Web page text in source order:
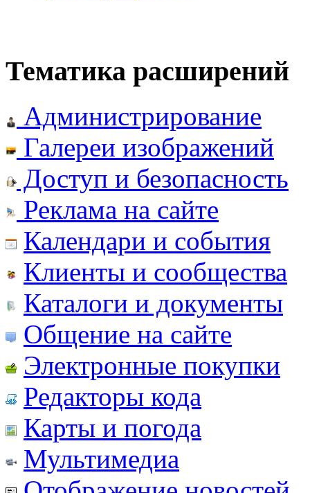
Тематика расширений
Администрирование
Галереи изображений
Доступ и безопасность
Реклама на сайте
Календари и события
Клиенты и сообщества
Каталоги и документы
Общение на сайте
Электронные покупки
Редакторы кода
Карты и погода
Мультимедиа